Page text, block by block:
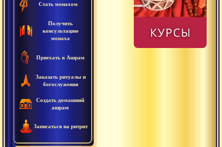
Стать монахом
Получить
консультацию
монаха
Приехать в Ашрам
Заказать ритуалы и
богослужения
Создать домашний
ашрам
Записаться на ритрит